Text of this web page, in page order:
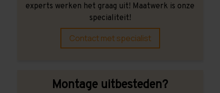
experts werken het graag uit! Maatwerk is onze
specialiteit!
Contact met specialist
Montage uitbesteden?